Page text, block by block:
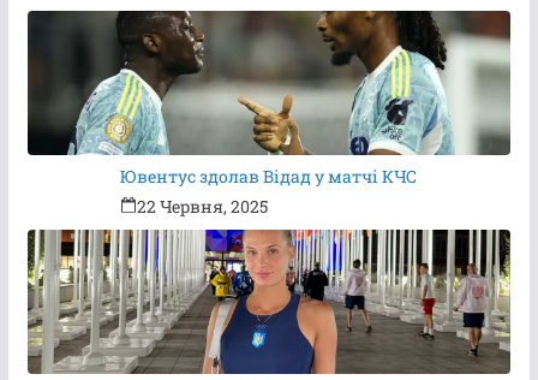
Ювентус здолав Відад у матчі КЧС
22 Червня, 2025